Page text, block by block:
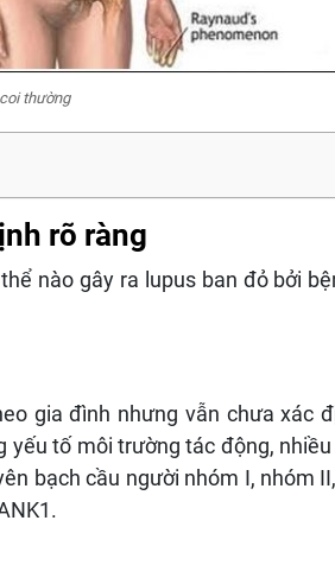
thường
rõ ràng
nào gây ra lupus ban đỏ bởi
gia đình nhưng vẫn chưa xác
tố môi trường tác động,
bạch cầu người nhóm I, nhóm